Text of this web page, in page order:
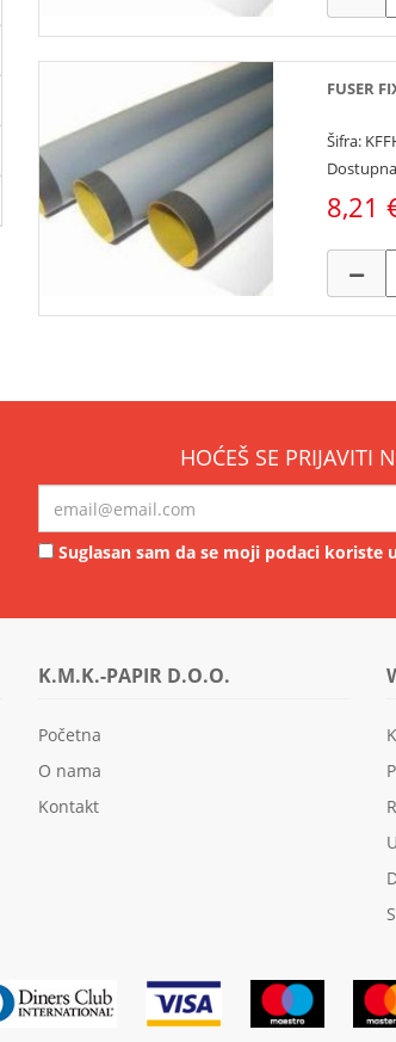
FUSER
Šifra:
8,21
HOĆEŠ SE PRIJAVITI
Suglasan sam da se moji podaci koriste
K.M.K.-PAPIR D.O.O.
Početna
O nama
Kontakt